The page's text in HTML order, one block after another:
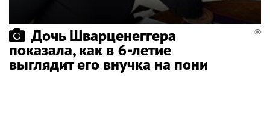
Дочь Шварценеггера
показала, как в 6-летие
выглядит его внучка на пони